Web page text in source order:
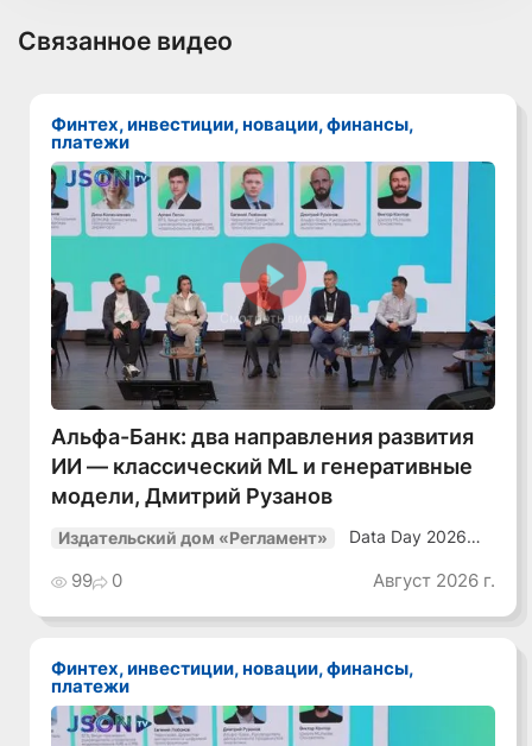
Связанное видео
Финтех, инвестиции, новации, финансы,
платежи
Смотреть видео
Альфа-Банк: два направления развития
ИИ — классический ML и генеративные
модели, Дмитрий Рузанов
Издательский дом «Регламент»
Data Day 2026
Как сохранять
уверенный курс
среде»
99 0 Август 2026 г.
Финтех, инвестиции, новации, финансы,
платежи